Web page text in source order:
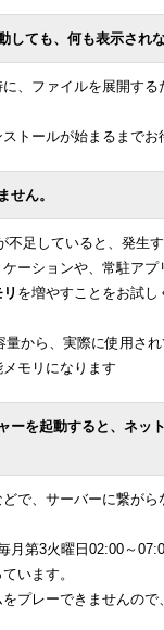
しても、何も表示され
、ファイルを展開す
トールが始まるまでお
せん。
不足していると、発生
ーションや、常駐アプ
を増やすことをお試し
から、実際に使用さ
モリになります
ーを起動すると、ネッ
どで、サーバーに繋がら
月第3火曜日02:00～
います。
プレーできませんので